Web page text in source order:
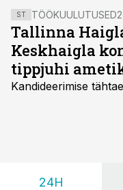
riietuses või hoopis
aspekte.
ST TÖÖKUULUTUSED
Tallinna
Keskhaigla
tippjuhi
Kandideerimise
24H